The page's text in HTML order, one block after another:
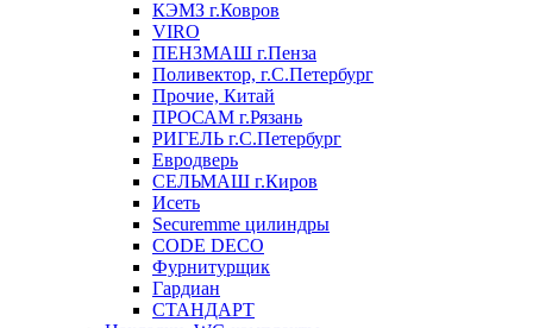
КЭМЗ г.Ковров
VIRO
ПЕНЗМАШ г.Пенза
Поливектор, г.С.Петербург
Прочие, Китай
ПРОСАМ г.Рязань
РИГЕЛЬ г.С.Петербург
Евродверь
СЕЛЬМАШ г.Киров
Исеть
Securemme цилиндры
CODE DECO
Фурнитурщик
Гардиан
СТАНДАРТ